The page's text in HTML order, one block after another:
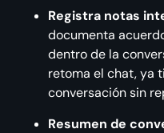
Registra notas
documenta
dentro de la
retoma el chat, ya
conversación sin
Resumen de